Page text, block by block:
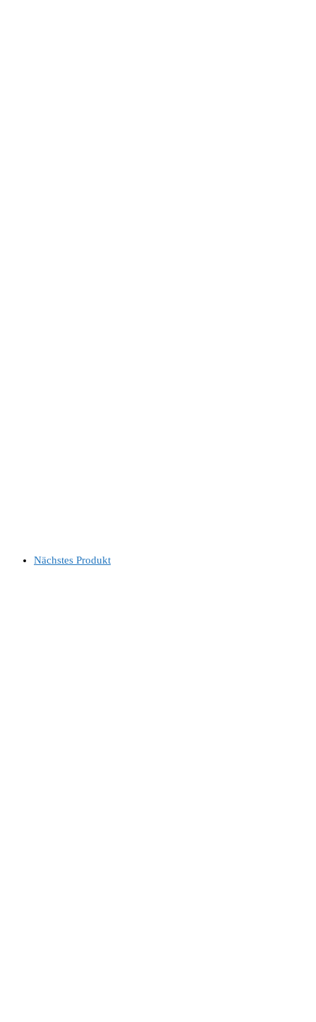
Nächstes Produkt